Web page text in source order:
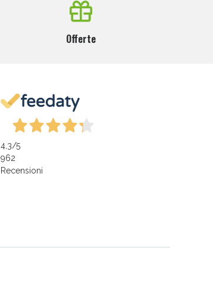
Offerte
4,3/5
962
Recensioni